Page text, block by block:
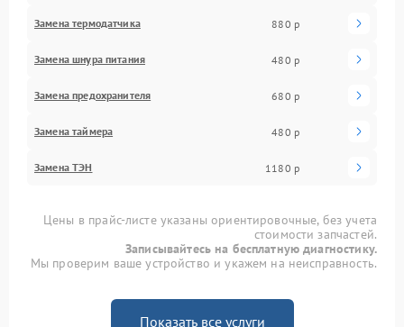
Замена термодатчика 880 р
Замена шнура питания 480 р
Замена предохранителя 680 р
Замена таймера 480 р
Замена ТЭН 1180 р
Цены в прайс-листе указаны ориентировочные, без учета
стоимости запчастей.
Записывайтесь на бесплатную диагностику.
Мы проверим ваше устройство и укажем на неисправность.
Показать все услуги